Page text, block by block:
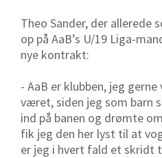
Theo Sander, der allerede
op på AaB’s U/19 Liga-
nye kontrakt:
- AaB er klubben, jeg
været, siden jeg som barn
ind på banen og drømte
fik jeg den her lyst til at
er jeg i hvert fald et skridt